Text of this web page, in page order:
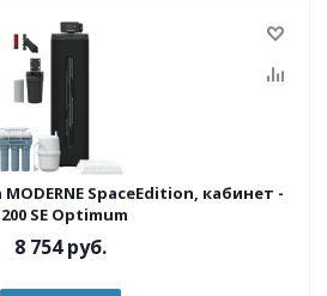
SpaceEdition, кабинет -
SE Optimum
8 754руб.